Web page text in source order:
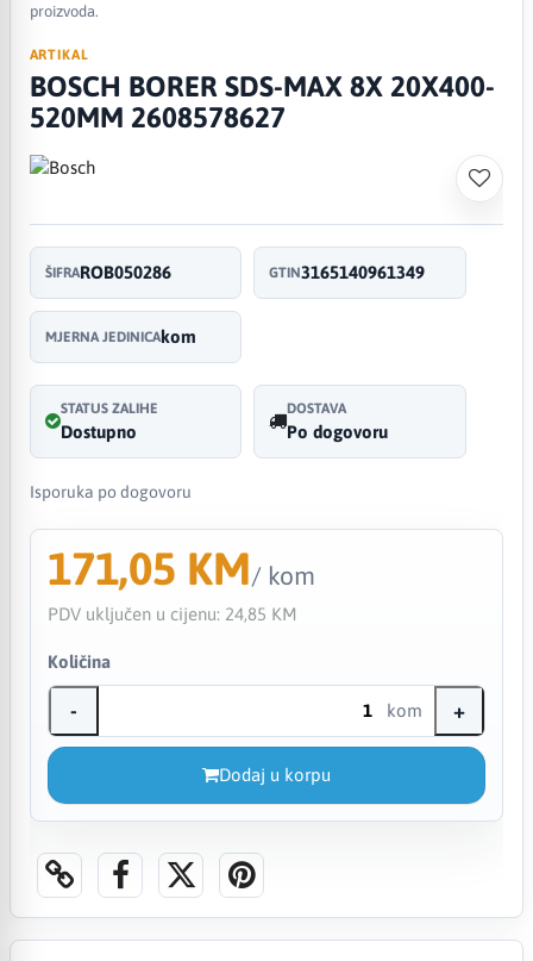
proizvoda.
ARTIKAL
BOSCH BORER SDS-MAX 8X 20X400-
520MM 2608578627
ŠIFRAROB050286 GTIN3165140961349
MJERNA JEDINICAkom
STATUS ZALIHE
Dostupno
DOSTAVA
Po dogovoru
Isporuka po dogovoru
171,05 KM/ kom
PDV uključen u cijenu: 24,85 KM
Količina
- kom +
Dodaj u korpu